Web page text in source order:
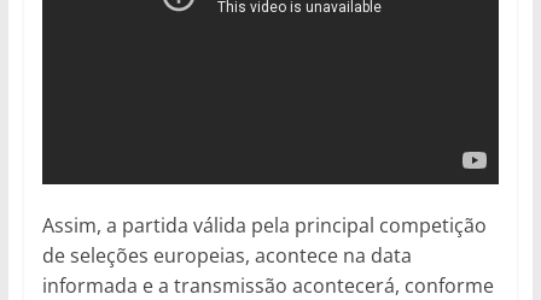
Assim, a partida válida pela principal competição
de seleções europeias, acontece na data
informada e a transmissão acontecerá, conforme